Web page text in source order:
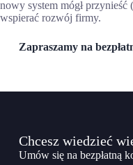
nowy system mógł
wspierać rozwój firmy.
Zapraszamy na
Chcesz wiedzieć
Umów się na bezpłatną